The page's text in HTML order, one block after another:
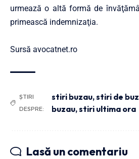
urmează o altă formă de
primească indemnizaţia.
Sursă avocatnet.ro
ȘTIRI
DESPRE:
stiri buzau,stiri de
buzau,stiri ultima ora
Lasă un comentariu